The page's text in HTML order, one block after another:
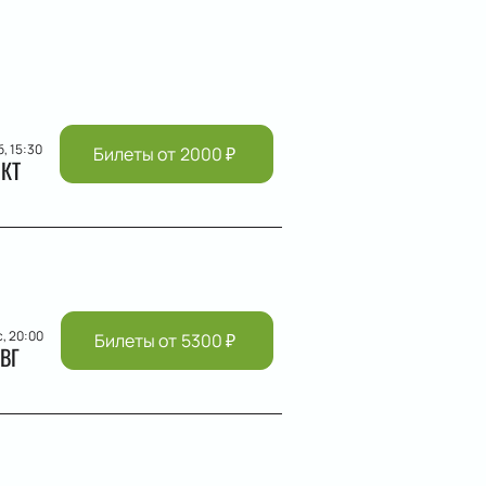
15:30 Билеты от 2000₽
20:00 Билеты от 5300₽